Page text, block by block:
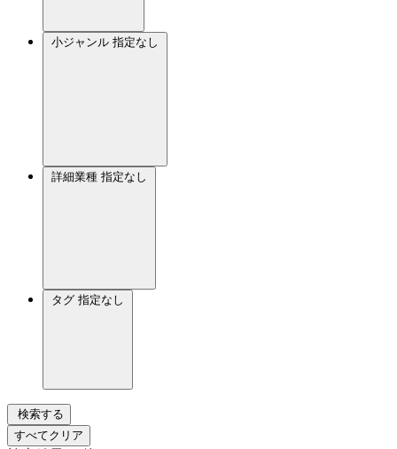
小ジャンル 指定なし
詳細業種 指定なし
タグ 指定なし
検索する
すべてクリア